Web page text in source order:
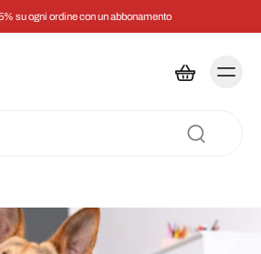
su ogni ordine con un abbonamento